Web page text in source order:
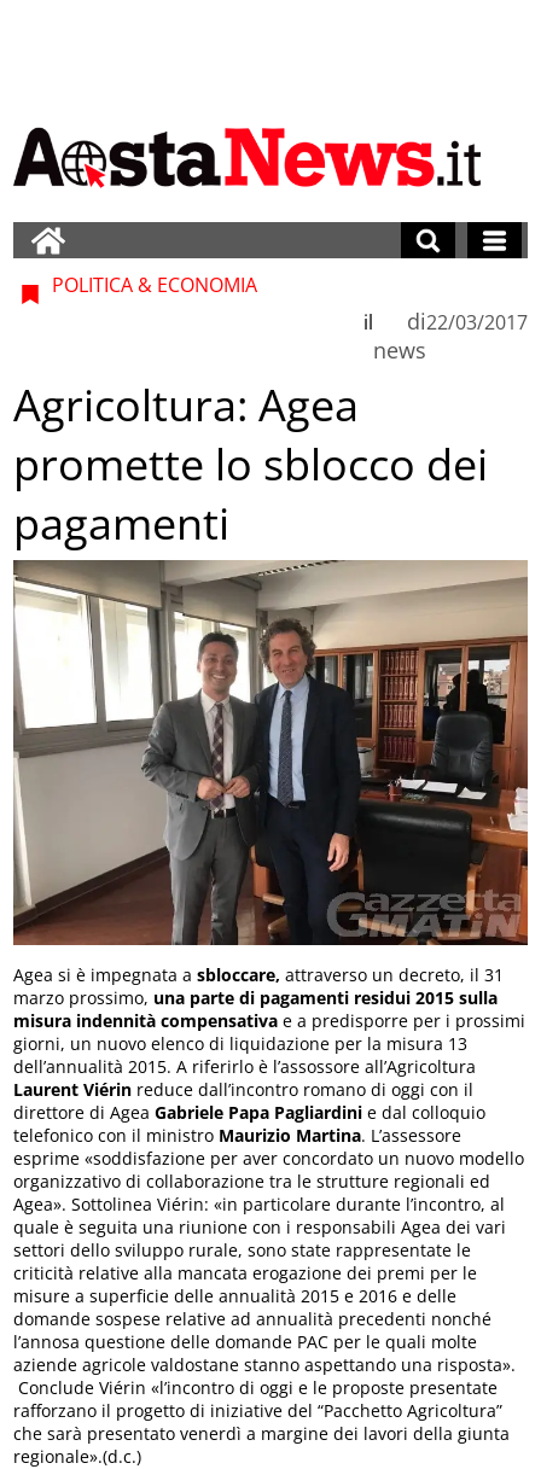
POLITICA & ECONOMIA
di
news
il 22/03/2017
Agricoltura: Agea
promette lo sblocco dei
pagamenti
Agea si è impegnata asbloccare, attraverso un decreto, il 31
marzo prossimo, una parte di pagamenti residui 2015 sulla
misura indennità compensativa e a predisporre per i prossimi
giorni, un nuovo elenco di liquidazione per la misura 13
dell’annualità 2015. A riferirlo è l’assossore all’Agricoltura
Laurent Viérin reduce dall’incontro romano di oggi con il
direttore di AgeaGabriele Papa Pagliardini e dal colloquio
telefonico con il ministro Maurizio Martina. L’assessore
esprime «soddisfazione per aver concordato un nuovo modello
organizzativo di collaborazione tra le strutture regionali ed
Agea». Sottolinea Viérin: «in particolare durante l’incontro, al
quale è seguita una riunione con i responsabili Agea dei vari
settori dello sviluppo rurale, sono state rappresentate le
criticità relative alla mancata erogazione dei premi per le
misure a superficie delle annualità 2015 e 2016 e delle
domande sospese relative ad annualità precedenti nonché
l’annosa questione delle domande PAC per le quali molte
aziende agricole valdostane stanno aspettando una risposta».
Conclude Viérin «l’incontro di oggi e le proposte presentate
rafforzano il progetto di iniziative del “Pacchetto Agricoltura”
che sarà presentato venerdì a margine dei lavori della giunta
regionale».(d.c.)